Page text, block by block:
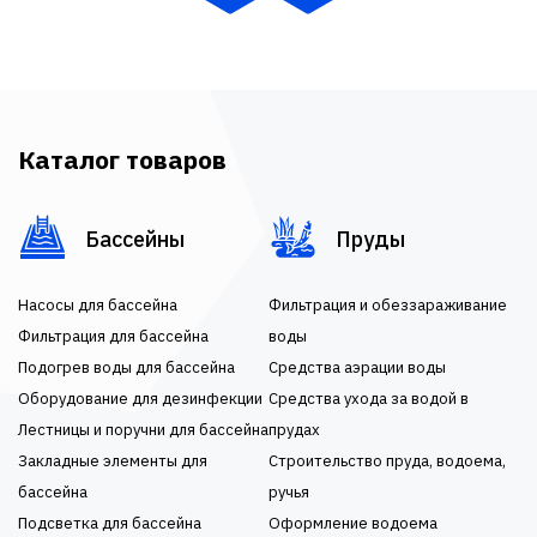
Каталог товаров
Бассейны
Насосы для бассейна
Фильтрация для бассейна
Подогрев воды для бассейна
Оборудование для дезинфекции
Лестницы и поручни для бассейна
Закладные элементы для
бассейна
Подсветка для бассейна
Пруды
Фильтрация и обеззараживание
воды
Средства аэрации воды
Средства ухода за водой в
прудах
Строительство пруда, водоема,
ручья
Оформление водоема